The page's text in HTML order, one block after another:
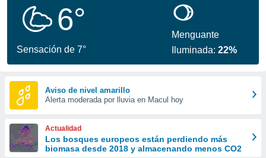
calidad.
a este
las
y
forma
digital
basada
6°
Sensación de 7°
Menguante
Iluminada:22%
Aviso de nivel amarillo
Alerta moderada por lluvia en Macul hoy
Actualidad
Los bosques europeos están perdiendo más
biomasa desde 2018 y almacenando menos CO2